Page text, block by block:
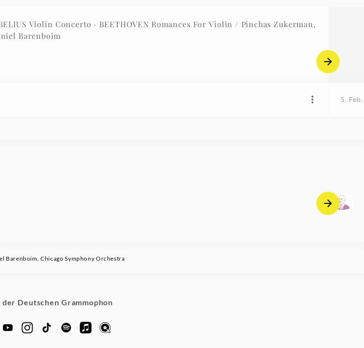
Violin Concerto · BEETHOVEN Romances For Violin / Pinchas Zukerman,
Barenboim
5.
Barenboim, Chicago Symphony Orchestra
der Deutschen Grammophon